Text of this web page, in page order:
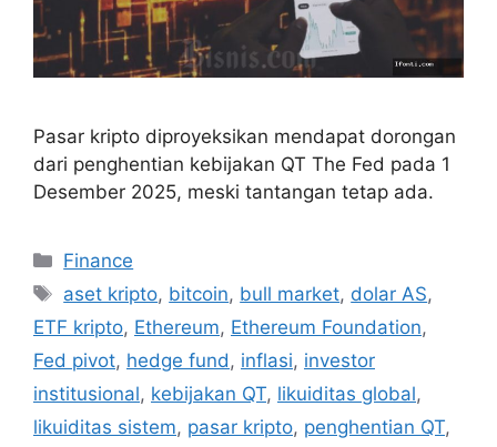
Pasar kripto diproyeksikan mendapat dorongan
dari penghentian kebijakan QT The Fed pada 1
Desember 2025, meski tantangan tetap ada.
Categories
Finance
Tags
aset kripto, bitcoin, bull market, dolar AS,
ETF kripto, Ethereum, Ethereum Foundation,
Fed pivot, hedge fund , inflasi, investor
institusional, kebijakan QT, likuiditas global,
likuiditas sistem, pasar kripto, penghentian QT,